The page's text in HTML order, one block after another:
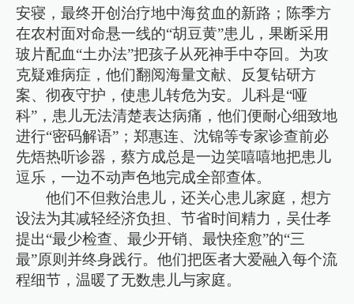
安寝，最终开创治疗地中海贫血的新路；陈季方
在农村面对命悬一线的“胡豆黄”患儿，果断采用
玻片配血“土办法”把孩子从死神手中夺回。为攻
克疑难病症，他们翻阅海量文献、反复钻研方
案、彻夜守护，使患儿转危为安。儿科是“哑
科”，患儿无法清楚表达病痛，他们便耐心细致地
进行“密码解语”；郑惠连、沈锦等专家诊查前必
先焐热听诊器，蔡方成总是一边笑嘻嘻地把患儿
逗乐，一边不动声色地完成全部查体。
他们不但救治患儿，还关心患儿家庭，想方
设法为其减轻经济负担、节省时间精力，吴仕孝
提出“最少检查、最少开销、最快痊愈”的“三
最”原则并终身践行。他们把医者大爱融入每个流
程细节，温暖了无数患儿与家庭。